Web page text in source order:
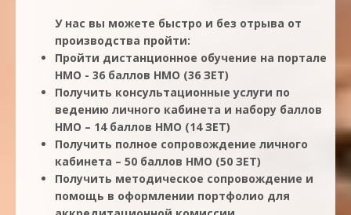
У нас вы можете быстро и без отрыва от
производства пройти:
Пройти дистанционное обучение на портале
НМО - 36 баллов НМО (36 ЗЕТ)
Получить консультационные услуги по
ведению личного кабинета и набору баллов
НМО – 14 баллов НМО (14 ЗЕТ)
Получить полное сопровождение личного
кабинета – 50 баллов НМО (50 ЗЕТ)
Получить методическое сопровождение и
помощь в оформлении портфолио для